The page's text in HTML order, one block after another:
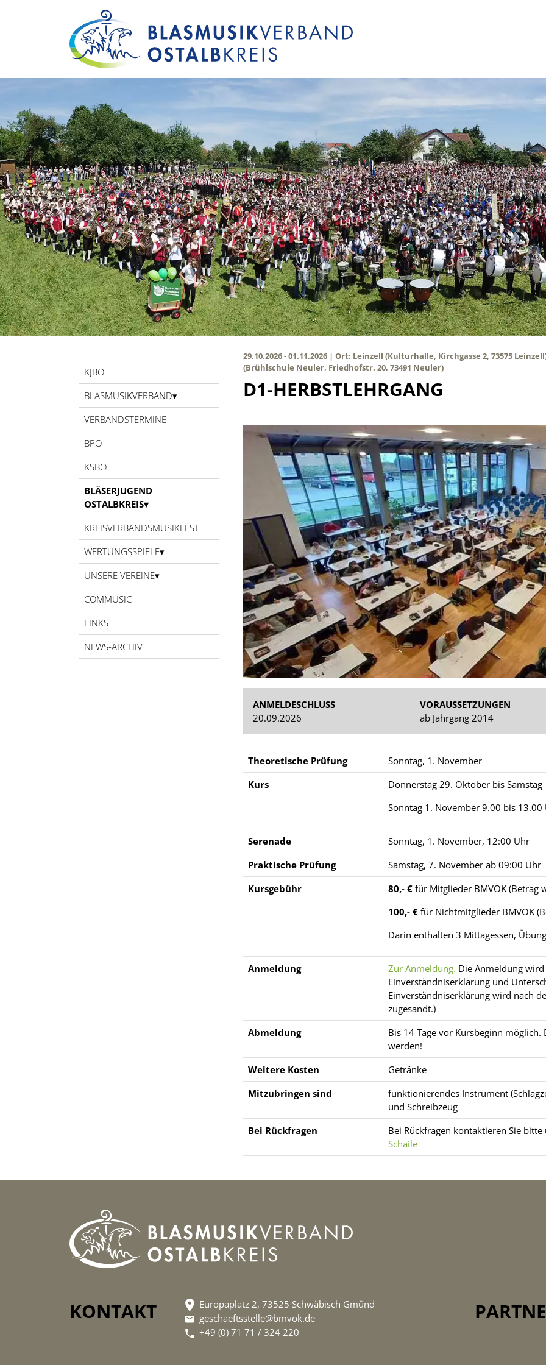
KJBO
BLASMUSIKVERBAND
VERBANDSTERMINE
BPO
KSBO
BLÄSERJUGEND
OSTALBKREIS
KREISVERBANDSMUSIKFEST
WERTUNGSSPIELE
UNSERE VEREINE
COMMUSIC
LINKS
NEWS-ARCHIV
29.10.2026 - 01.11.2026 | Ort: Leinzell (Kulturhalle, Kirchgasse 2, 73575
(Brühlschule Neuler, Friedhofstr. 20, 73491 Neuler)
D1-HERBSTLEHRGANG
ANMELDESCHLUSS
20.09.2026
VORAUSSETZUNGEN
ab Jahrgang 2014
Theoretische Prüfung
Sonntag, 1. November
Kurs
Donnerstag 29. Oktober bis
Sonntag 1. November 9.00 bis 13.00
Serenade
Sonntag, 1. November, 12:00 Uhr
Praktische Prüfung
Samstag, 7. November ab 09:00 Uhr
Kursgebühr
80,- € für Mitglieder BMVOK (Betrag
100,- € für Nichtmitglieder BMVOK
Darin enthalten 3 Mittagessen,
Anmeldung Zur Anmeldung. Die Anmeldung wird
Einverständniserklärung und
Einverständniserklärung wird nach
zugesandt.)
Abmeldung
Bis 14 Tage vor Kursbeginn möglich.
werden!
Weitere Kosten
Getränke
Mitzubringen sind
funktionierendes Instrument
und Schreibzeug
Bei Rückfragen
Bei Rückfragen kontaktieren Sie
Schaile
KONTAKT
Europaplatz 2, 73525 Schwäbisch Gmünd
geschaeftsstelle@bmvok.de
+49 (0) 71 71 / 324 220
BPO
KSBO
Bläserjugend
Unsere Vereine
Commusic
Links
Datenschutz